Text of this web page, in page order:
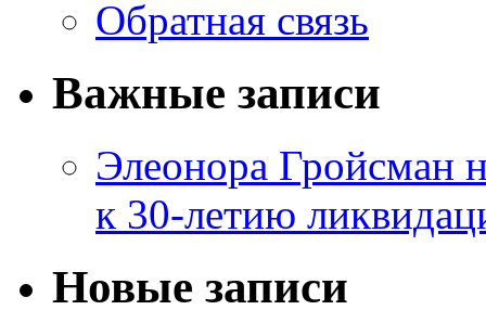
Обратная связь
Важные записи
Элеонора Гройсман
к 30-летию
Новые записи